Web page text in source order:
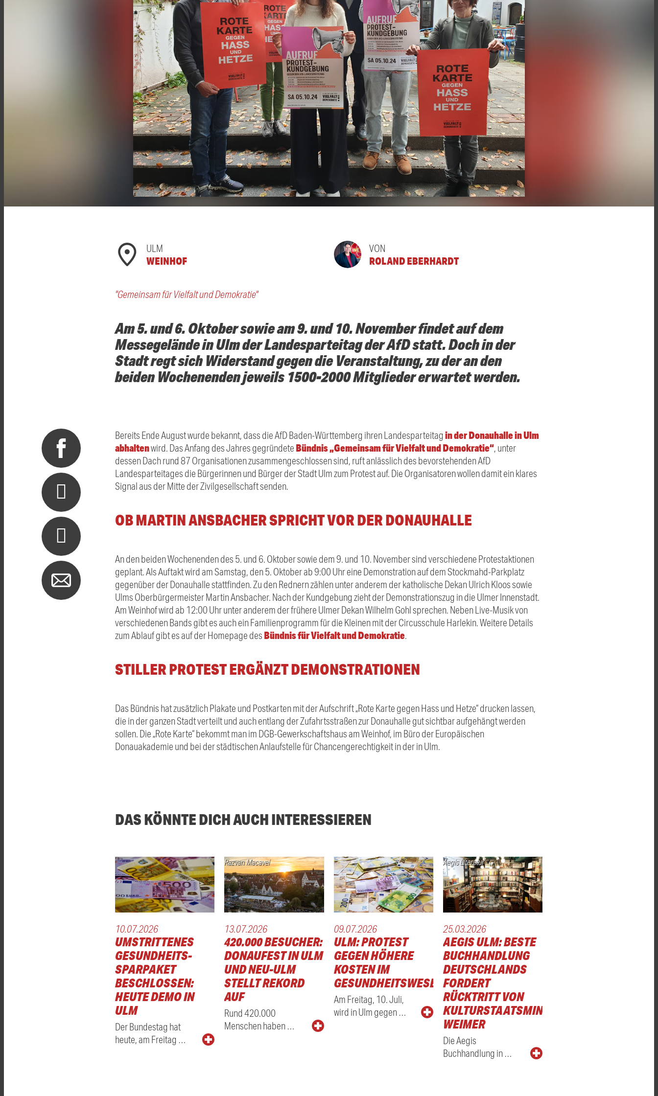
ULM
WEINHOF
VON
ROLAND EBERHARDT
"Gemeinsam für Vielfalt und Demokratie"
Am 5. und 6. Oktober sowie am 9. und 10. November findet auf dem
Messegelände in Ulm der Landesparteitag der AfD statt. Doch in der
Stadt regt sich Widerstand gegen die Veranstaltung, zu der an den
beiden Wochenenden jeweils 1500-2000 Mitglieder erwartet werden.
Bereits Ende August wurde bekannt, dass die AfD Baden-Württemberg ihren Landesparteitagin der Donauhalle in Ulm
abhaltenwird. Das Anfang des Jahres gegründete Bündnis „Gemeinsam für Vielfalt und Demokratie“, unter
dessen Dach rund 87 Organisationen zusammengeschlossen sind, ruft anlässlich des bevorstehenden AfD
Landesparteitages die Bürgerinnen und Bürger der Stadt Ulm zum Protest auf. Die Organisatoren wollen damit ein klares
Signal aus der Mitte der Zivilgesellschaft senden.
OB MARTIN ANSBACHER SPRICHT VOR DER DONAUHALLE
An den beiden Wochenenden des 5. und 6. Oktober sowie dem 9. und 10. November sind verschiedene Protestaktionen
geplant. Als Auftakt wird am Samstag, den 5. Oktober ab 9:00 Uhr eine Demonstration auf dem Stockmahd-Parkplatz
gegenüber der Donauhalle stattfinden. Zu den Rednern zählen unter anderem der katholische Dekan Ulrich Kloos sowie
Ulms Oberbürgermeister Martin Ansbacher. Nach der Kundgebung zieht der Demonstrationszug in die Ulmer Innenstadt.
Am Weinhof wird ab 12:00 Uhr unter anderem der frühere Ulmer Dekan Wilhelm Gohl sprechen. Neben Live-Musik von
verschiedenen Bands gibt es auch ein Familienprogramm für die Kleinen mit der Circusschule Harlekin. Weitere Details
zum Ablauf gibt es auf der Homepage des Bündnis für Vielfalt und Demokratie.
STILLER PROTEST ERGÄNZT DEMONSTRATIONEN
Das Bündnis hatzusätzlichPlakate und Postkarten mit der Aufschrift„Rote Karte gegen Hass und Hetze“ drucken lassen,
die in der ganzen Stadt verteilt und auch entlang der Zufahrtsstraßen zur Donauhalle gut sichtbar aufgehängt werden
sollen. Die „Rote Karte“ bekommt man im DGB-Gewerkschaftshaus am Weinhof, im Büro der Europäischen
Donauakademie und bei der städtischen Anlaufstelle für Chancengerechtigkeit in der in Ulm.
DAS KÖNNTE DICH AUCH INTERESSIEREN
10.07.2026
UMSTRITTENES
GESUNDHEITS-
SPARPAKET
BESCHLOSSEN:
HEUTE DEMO IN
ULM
Der Bundestag hat
heute, am Freitag …
Razvan Macavei
13.07.2026
420.000 BESUCHER:
DONAUFEST IN ULM
UND NEU-ULM
STELLT REKORD
AUF
Rund 420.000
Menschen haben …
09.07.2026
ULM: PROTEST
GEGEN HÖHERE
KOSTEN IM
GESUNDHEITSWESEN
Am Freitag, 10. Juli,
wird in Ulm gegen …
Aegis Literatur
25.03.2026
AEGIS ULM: BESTE
BUCHHANDLUNG
DEUTSCHLANDS
FORDERT
RÜCKTRITT VON
KULTURSTAATSMINISTER
WEIMER
Die Aegis
Buchhandlung in …